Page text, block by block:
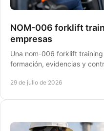
NOM-006 forklift
empresas
Una nom-006 forklift
formación, evidencias y
29 de julio de 2026